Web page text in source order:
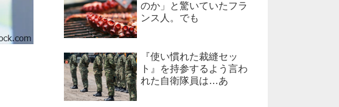
のか」と驚いていたフラ
ンス人。でも
『使い慣れた裁縫セッ
ト』を持参するよう言わ
れた自衛隊員は…あ